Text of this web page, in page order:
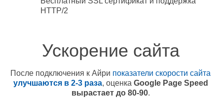
HTTP/2
Ускорение сайта
После подключения к Айри показатели скорости сайта
улучшаются в 2-3 раза, оценка Google Page Speed
вырастает до 80-90.